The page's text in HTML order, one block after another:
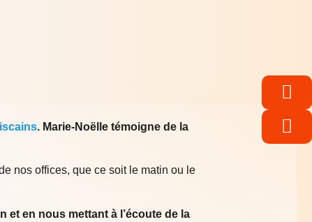
. Marie-Noëlle témoigne de la
nos offices, que ce soit le matin ou le
et en nous mettant à l’écoute de la